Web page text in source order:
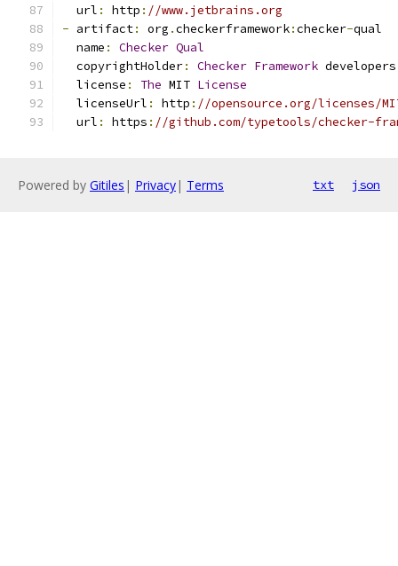
  url
: http : //www.jetbrains.org
- artifact: org .checkerframework:checker-qual
  name
: Checker Qual
  copyrightHolder
: Checker Framework developers
  license
: The MIT License
  licenseUrl
: http : //opensource.org/licenses/
  url
: https : //github.com/typetools/checker-
Powered by Gitiles | Privacy| Terms txt json